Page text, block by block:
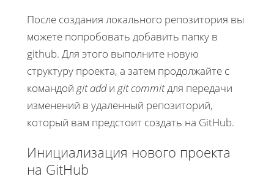
После создания локального репозитория вы
можете попробовать добавить папку в
github. Для этого выполните новую
структуру проекта, а затем продолжайте с
командой git addи git commitдля передачи
изменений в удаленный репозиторий,
который вам предстоит создать на GitHub.
Инициализация нового проекта
на GitHub